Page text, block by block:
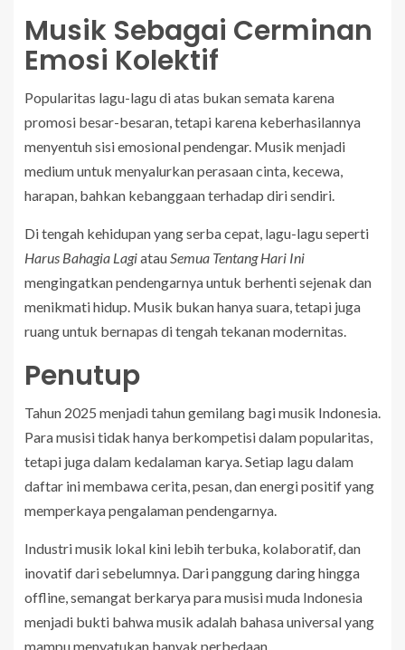
Musik Sebagai Cerminan
Emosi Kolektif
Popularitas lagu-lagu di atas bukan semata karena
promosi besar-besaran, tetapi karena keberhasilannya
menyentuh sisi emosional pendengar. Musik menjadi
medium untuk menyalurkan perasaan cinta, kecewa,
harapan, bahkan kebanggaan terhadap diri sendiri.
Di tengah kehidupan yang serba cepat, lagu-lagu seperti
Harus Bahagia LagiatauSemua Tentang Hari Ini
mengingatkan pendengarnya untuk berhenti sejenak dan
menikmati hidup. Musik bukan hanya suara, tetapi juga
ruang untuk bernapas di tengah tekanan modernitas.
Penutup
Tahun 2025 menjadi tahun gemilang bagi musik Indonesia.
Para musisi tidak hanya berkompetisi dalam popularitas,
tetapi juga dalam kedalaman karya. Setiap lagu dalam
daftar ini membawa cerita, pesan, dan energi positif yang
memperkaya pengalaman pendengarnya.
Industri musik lokal kini lebih terbuka, kolaboratif, dan
inovatif dari sebelumnya. Dari panggung daring hingga
offline, semangat berkarya para musisi muda Indonesia
menjadi bukti bahwa musik adalah bahasa universal yang
mampu menyatukan banyak perbedaan.